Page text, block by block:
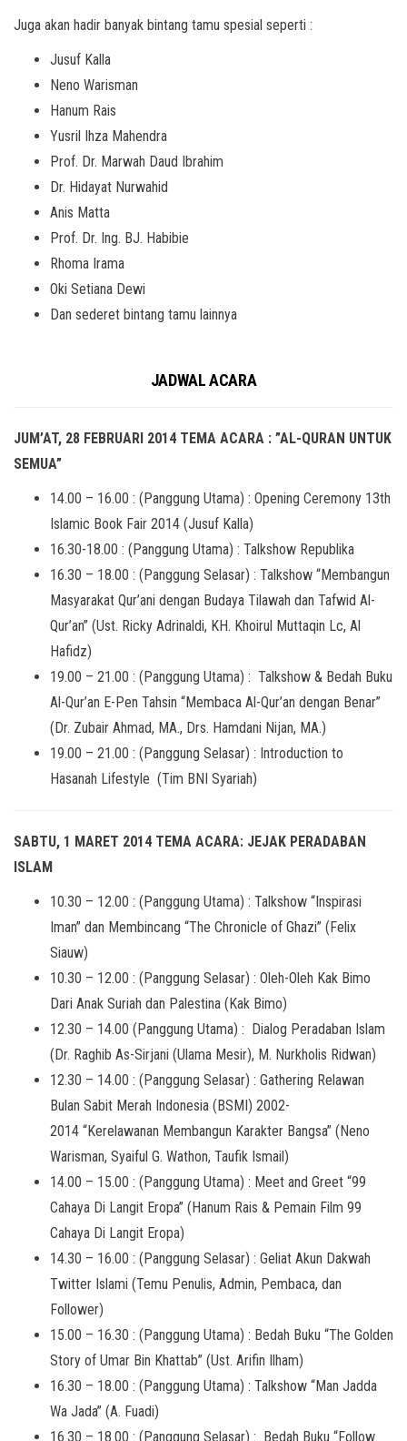
Juga akan hadir banyak bintang tamu spesial seperti :
Jusuf Kalla
Neno Warisman
Hanum Rais
Yusril Ihza Mahendra
Prof. Dr. Marwah Daud Ibrahim
Dr. Hidayat Nurwahid
Anis Matta
Prof. Dr. Ing. BJ. Habibie
Rhoma Irama
Oki Setiana Dewi
Dan sederet bintang tamu lainnya
JADWAL ACARA
JUM’AT, 28 FEBRUARI 2014 TEMA ACARA : ”AL-QURAN UNTUK
SEMUA”
14.00 – 16.00 : (Panggung Utama) : Opening Ceremony 13th
Islamic Book Fair 2014 (Jusuf Kalla)
16.30-18.00 : (Panggung Utama) : Talkshow Republika
16.30 – 18.00 : (Panggung Selasar) : Talkshow “Membangun
Masyarakat Qur’ani dengan Budaya Tilawah dan Tafwid Al-
Qur’an” (Ust. Ricky Adrinaldi, KH. Khoirul Muttaqin Lc, Al
Hafidz)
19.00 – 21.00 : (Panggung Utama) : Talkshow & Bedah Buku
Al-Qur’an E-Pen Tahsin “Membaca Al-Qur’an dengan Benar”
(Dr. Zubair Ahmad, MA., Drs. Hamdani Nijan, MA.)
19.00 – 21.00 : (Panggung Selasar) : Introduction to
Hasanah Lifestyle (Tim BNI Syariah)
SABTU, 1 MARET 2014 TEMA ACARA: JEJAK PERADABAN
ISLAM
10.30 – 12.00 : (Panggung Utama) : Talkshow “Inspirasi
Iman” dan Membincang “The Chronicle of Ghazi” (Felix
Siauw)
10.30 – 12.00 : (Panggung Selasar) : Oleh-Oleh Kak Bimo
Dari Anak Suriah dan Palestina (Kak Bimo)
12.30 – 14.00 (Panggung Utama) : Dialog Peradaban Islam
(Dr. Raghib As-Sirjani (Ulama Mesir), M. Nurkholis Ridwan)
12.30 – 14.00 : (Panggung Selasar) : Gathering Relawan
Bulan Sabit Merah Indonesia (BSMI) 2002-
2014 “Kerelawanan Membangun Karakter Bangsa” (Neno
Warisman, Syaiful G. Wathon, Taufik Ismail)
14.00 – 15.00 : (Panggung Utama) : Meet and Greet “99
Cahaya Di Langit Eropa” (Hanum Rais & Pemain Film 99
Cahaya Di Langit Eropa)
14.30 – 16.00 : (Panggung Selasar) : Geliat Akun Dakwah
Twitter Islami (Temu Penulis, Admin, Pembaca, dan
Follower)
15.00 – 16.30 : (Panggung Utama) : Bedah Buku “The Golden
Story of Umar Bin Khattab” (Ust. Arifin Ilham)
16.30 – 18.00 : (Panggung Utama) : Talkshow “Man Jadda
Wa Jada” (A. Fuadi)
16.30 – 18.00 : (Panggung Selasar) : Bedah Buku “Follow